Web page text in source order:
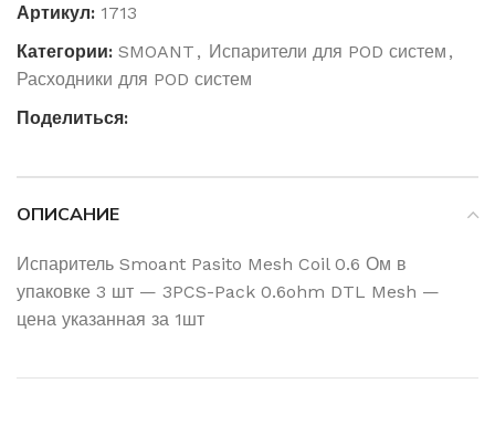
Артикул: 1713
Категории: SMOANT , Испарители для POD систем ,
Расходники для POD систем
Поделиться:
ОПИСАНИЕ
Испаритель Smoant Pasito Mesh Coil 0.6 Ом в
упаковке 3 шт — 3PCS-Pack 0.6ohm DTL Mesh —
цена указанная за 1шт